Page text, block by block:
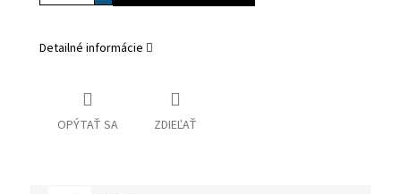
Detailné informácie
OPÝTAŤ SA ZDIEĽAŤ